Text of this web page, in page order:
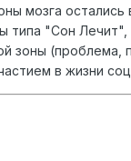
мозга
типа "Сон Лечит",
зоны
в жизни